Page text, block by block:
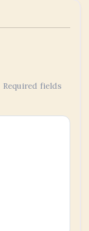
Required fields